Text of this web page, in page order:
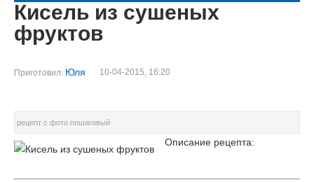
Кисель из сушеных
фруктов
Приготовил: Юля 10-04-2015, 16:20
рецепт с фото пошаговый
Описание рецепта: